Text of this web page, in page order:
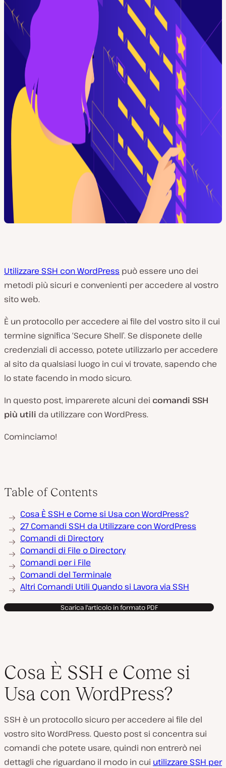
Utilizzare SSH con WordPress può essere uno dei
metodi più sicuri e convenienti per accedere al vostro
sito web.
È un protocollo per accedere ai file del vostro sito il cui
termine significa ‘Secure Shell’. Se disponete delle
credenziali di accesso, potete utilizzarlo per accedere
al sito da qualsiasi luogo in cui vi trovate, sapendo che
lo state facendo in modo sicuro.
In questo post, imparerete alcuni dei comandi SSH
più utili da utilizzare con WordPress.
Cominciamo!
Table of Contents
Cosa È SSH e Come si Usa con WordPress?
27 Comandi SSH da Utilizzare con WordPress
Comandi di Directory
Comandi di File o Directory
Comandi per i File
Comandi del Terminale
Altri Comandi Utili Quando si Lavora via SSH
Scarica l'articolo in formato PDF
Cosa È SSH e Come si
Usa con WordPress?
SSH è un protocollo sicuro per accedere ai file del
vostro sito WordPress. Questo post si concentra sui
comandi che potete usare, quindi non entrerò nei
dettagli che riguardano il modo in cui utilizzare SSH per